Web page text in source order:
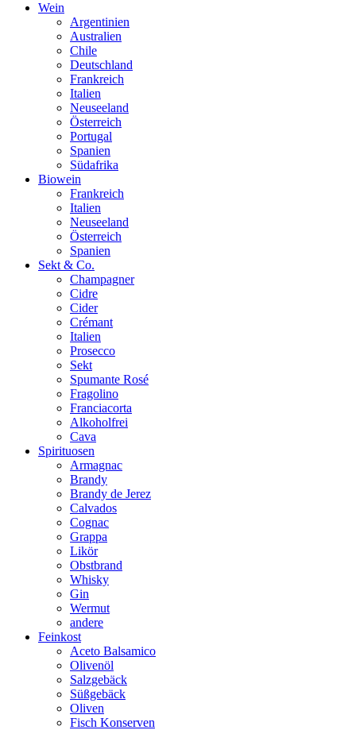
Wein
Argentinien
Australien
Chile
Deutschland
Frankreich
Italien
Neuseeland
Österreich
Portugal
Spanien
Südafrika
Biowein
Frankreich
Italien
Neuseeland
Österreich
Spanien
Sekt & Co.
Champagner
Cidre
Cider
Crémant
Italien
Prosecco
Sekt
Spumante Rosé
Fragolino
Franciacorta
Alkoholfrei
Cava
Spirituosen
Armagnac
Brandy
Brandy de Jerez
Calvados
Cognac
Grappa
Likör
Obstbrand
Whisky
Gin
Wermut
andere
Feinkost
Aceto Balsamico
Olivenöl
Salzgebäck
Süßgebäck
Oliven
Fisch Konserven